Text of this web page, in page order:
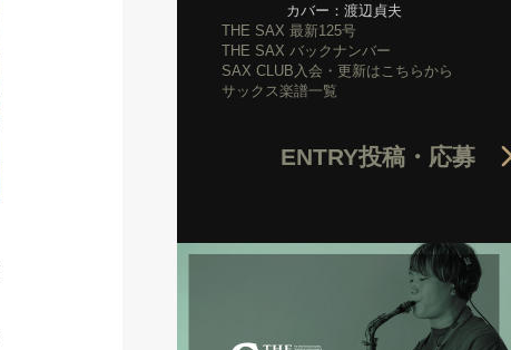
カバー：渡辺貞夫
THE SAX 最新125号
THE SAX バックナンバー
SAX CLUB入会・更新はこちらから
サックス楽譜一覧
ENTRY投稿・応募